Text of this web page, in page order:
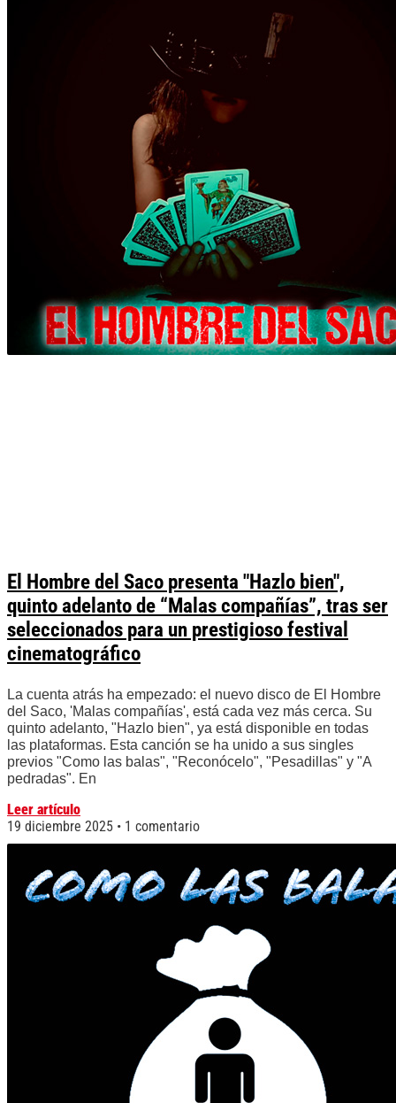
El Hombre del Saco presenta "Hazlo bien",
quinto adelanto de “Malas compañías”, tras ser
seleccionados para un prestigioso festival
cinematográfico
La cuenta atrás ha empezado: el nuevo disco de El Hombre
del Saco, 'Malas compañías', está cada vez más cerca. Su
quinto adelanto, "Hazlo bien", ya está disponible en todas
las plataformas. Esta canción se ha unido a sus singles
previos "Como las balas", "Reconócelo", "Pesadillas" y "A
pedradas". En
Leer artículo
19 diciembre 2025
1 comentario